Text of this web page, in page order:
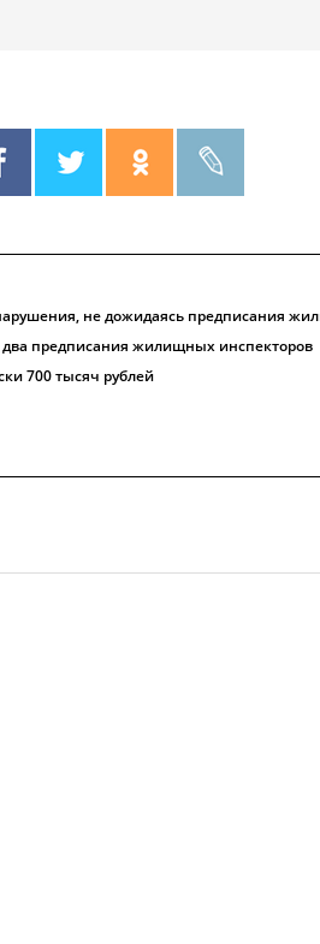
не дожидаясь предписания
предписания жилищных инспекторов
700 тысяч рублей